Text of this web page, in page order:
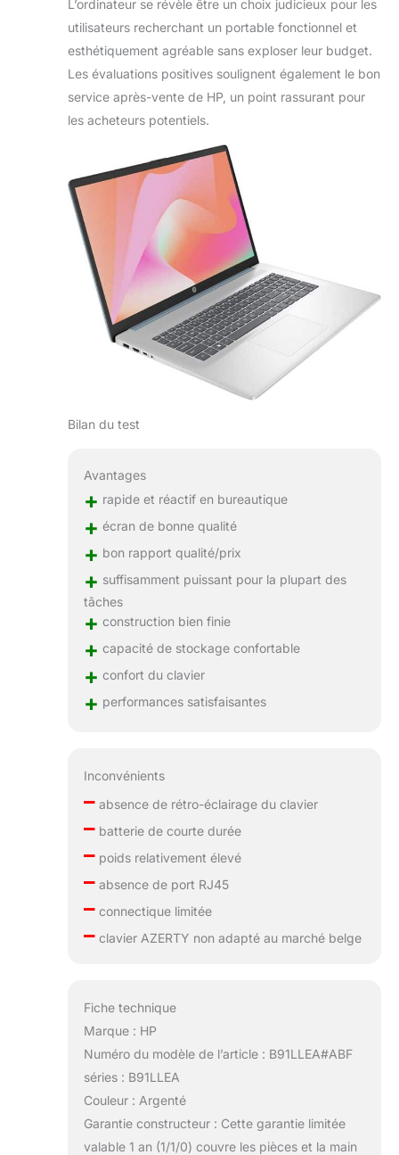
L’ordinateur se révèle être un choix judicieux pour les
utilisateurs recherchant un portable fonctionnel et
esthétiquement agréable sans exploser leur budget.
Les évaluations positives soulignent également le bon
service après-vente de HP, un point rassurant pour
les acheteurs potentiels.
Bilan du test
Avantages
+ rapide et réactif en bureautique
+ écran de bonne qualité
+ bon rapport qualité/prix
+ suffisamment puissant pour la plupart des
tâches
+ construction bien finie
+ capacité de stockage confortable
+ confort du clavier
+ performances satisfaisantes
Inconvénients
–absence de rétro-éclairage du clavier
–batterie de courte durée
–poids relativement élevé
–absence de port RJ45
–connectique limitée
–clavier AZERTY non adapté au marché belge
Fiche technique
Marque : HP
Numéro du modèle de l’article : B91LLEA#ABF
séries : B91LLEA
Couleur : Argenté
Garantie constructeur : Cette garantie limitée
valable 1 an (1/1/0) couvre les pièces et la main